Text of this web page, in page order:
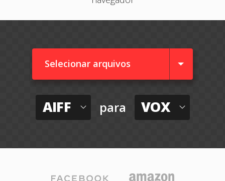
Selecionar arquivos
AIFF para VOX